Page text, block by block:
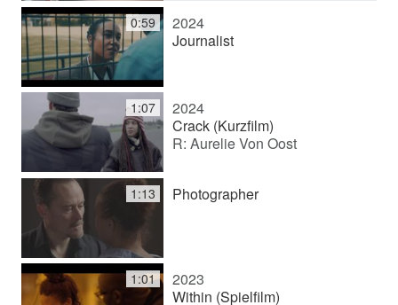
o
a
b
s
p
0:59
2024
Journalist
1:07
2024
Crack (Kurzfilm)
R: Aurelie Von Oost
1:13 Photographer
1:01
2023
Within (Spielfilm)